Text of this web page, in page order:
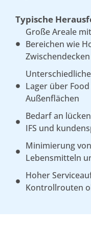
Typische
Große Areale
Bereichen wie
Lager über
Außenflächen
Bedarf an
IFS und
Minimierung
Lebensmitteln
Hoher
Kontrollrouten